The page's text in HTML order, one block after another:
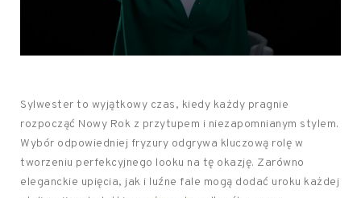
Sylwester to wyjątkowy czas, kiedy każdy pragnie
rozpocząć Nowy Rok z przytupem i niezapomnianym stylem.
Wybór odpowiedniej fryzury odgrywa kluczową rolę w
tworzeniu perfekcyjnego looku na tę okazję. Zarówno
eleganckie upięcia, jak i luźne fale mogą dodać uroku każdej